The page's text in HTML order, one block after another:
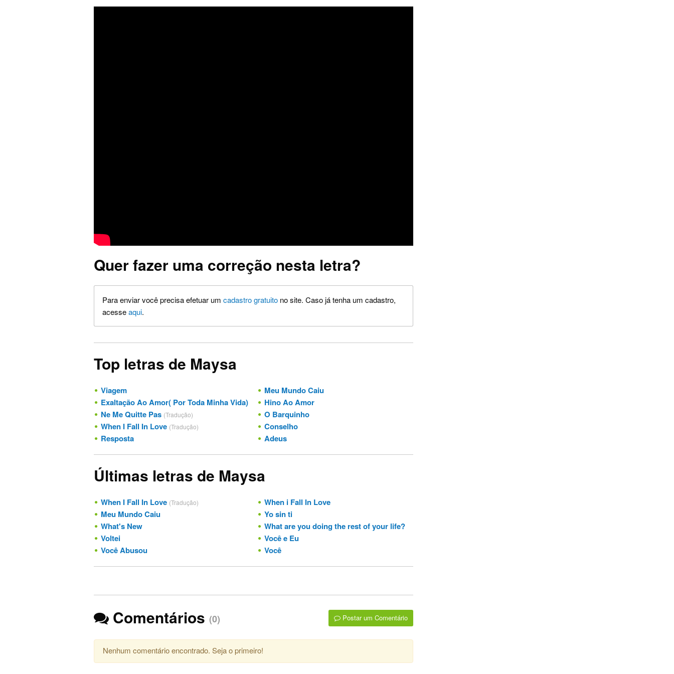
Quer fazer uma correção nesta letra?
Para enviar você precisa efetuar um cadastro gratuito no site. Caso já tenha um cadastro,
acesseaqui.
Top letras de Maysa
Viagem
Meu Mundo Caiu
Exaltação Ao Amor( Por Toda Minha Vida)
Hino Ao Amor
Ne Me Quitte Pas (Tradução)
O Barquinho
When I Fall In Love (Tradução)
Conselho
Resposta
Adeus
Últimas letras de Maysa
When I Fall In Love (Tradução)
When i Fall In Love
Meu Mundo Caiu
Yo sin ti
What's New
What are you doing the rest of your life?
Voltei
Você e Eu
Você Abusou
Você
Comentários (0) Postar um Comentário
Nenhum comentário encontrado. Seja o primeiro!